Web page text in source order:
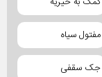
مفتول سیاه
جک سقفی